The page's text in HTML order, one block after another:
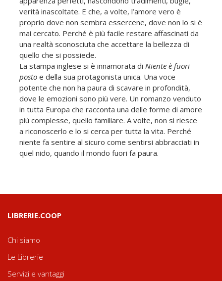
verità inascoltate. E che, a volte, l’amore vero è
proprio dove non sembra essercene, dove non lo si è
mai cercato. Perché è più facile restare affascinati da
una realtà sconosciuta che accettare la bellezza di
quello che si possiede.
La stampa inglese si è innamorata di Niente è fuori
posto e della sua protagonista unica. Una voce
potente che non ha paura di scavare in profondità,
dove le emozioni sono più vere. Un romanzo venduto
in tutta Europa che racconta una delle forme di amore
più complesse, quello familiare. A volte, non si riesce
a riconoscerlo e lo si cerca per tutta la vita. Perché
niente fa sentire al sicuro come sentirsi abbracciati in
quel nido, quando il mondo fuori fa paura.
LIBRERIE.COOP
Chi siamo
Le Librerie
Servizi e vantaggi